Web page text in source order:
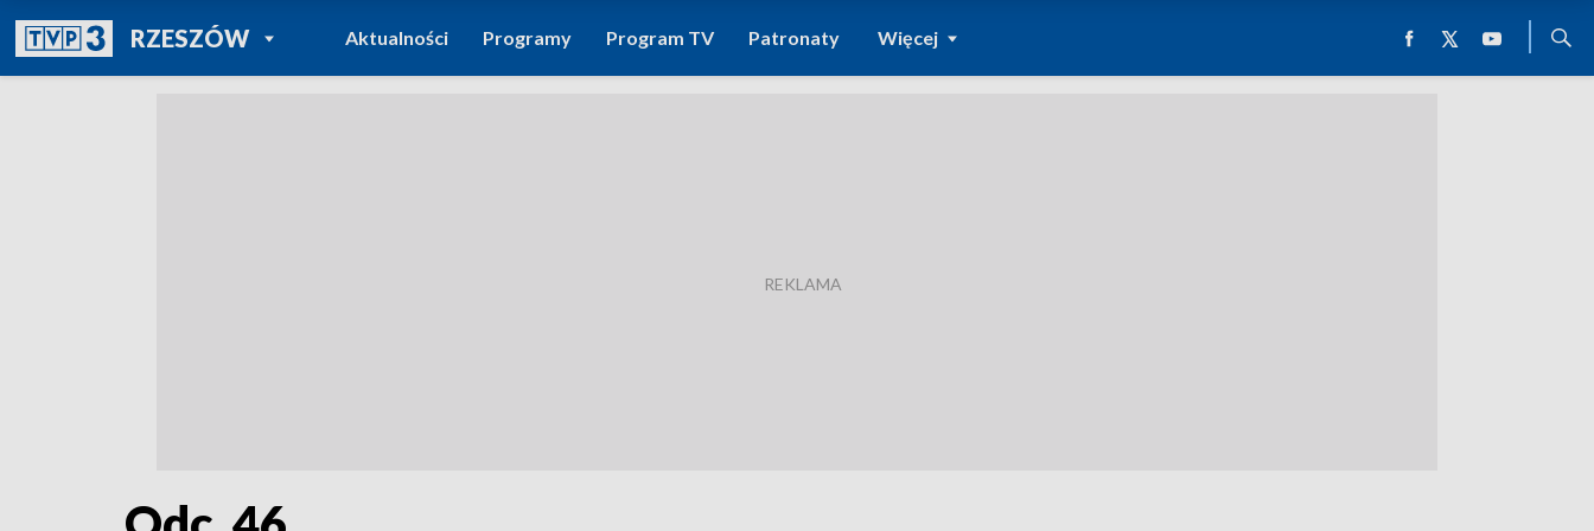
RZESZÓWPOWRÓT DO
TVP REGIONY
Aktualności Programy Program TV Patronaty Więcej